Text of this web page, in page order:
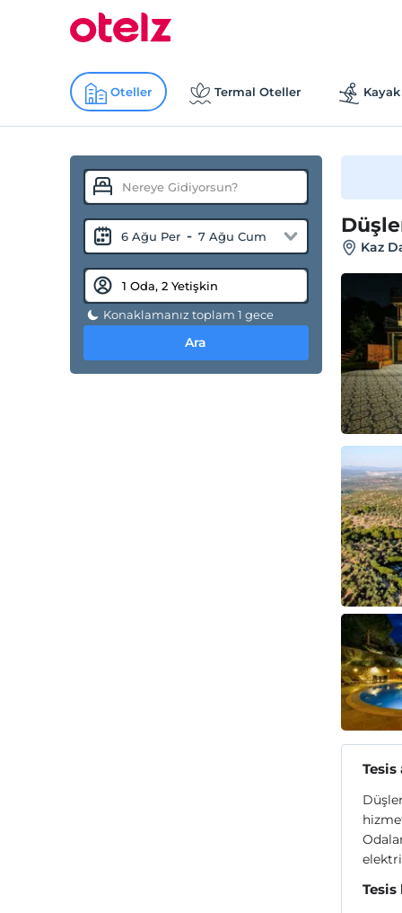
Oteller Termal Oteller
6 Ağu Per - 7 Ağu Cum
Konaklamanız toplam 1 gece
Ara
Kaz
Tesis